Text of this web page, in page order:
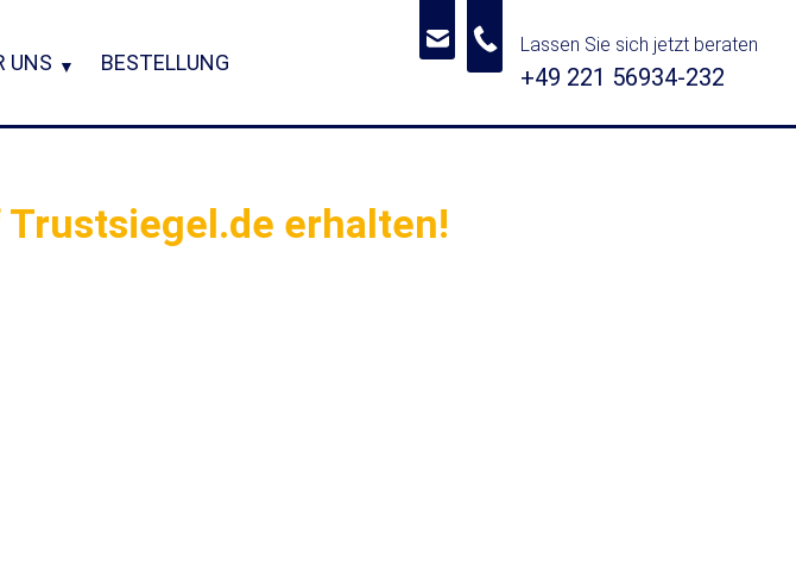
UNS BESTELLUNG
Lassen Sie sich jetzt beraten
+49 221 56934-232
erhalten!